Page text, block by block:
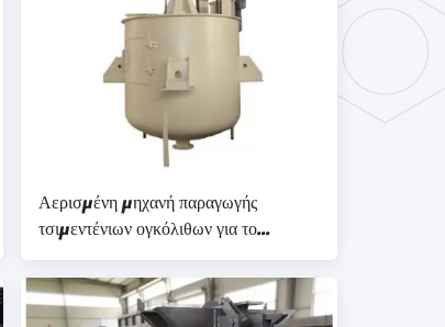
Αερισμένη μηχανή παραγωγής
τσιμεντένιων ογκόλιθων για το
οικοδομικό υλικό που κατασκευάζει
τον κάθετο αναμίκτη σκονών για τη
σκόνη αργιλίου